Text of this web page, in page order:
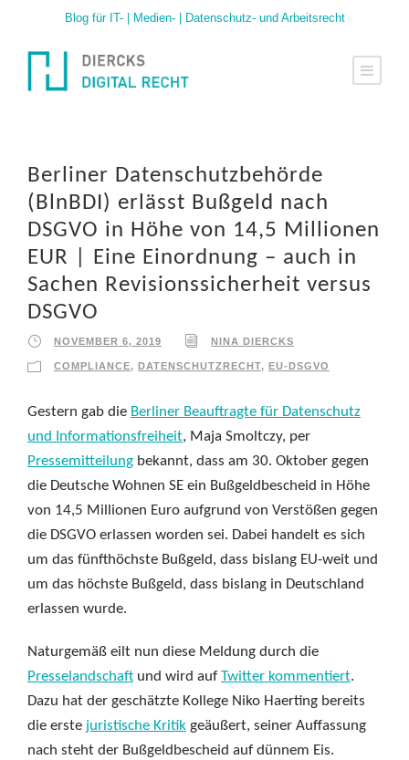
Blog für IT- | Medien- | Datenschutz- und Arbeitsrecht
Berliner Datenschutzbehörde
(BlnBDI) erlässt Bußgeld nach
DSGVO in Höhe von 14,5 Millionen
EUR | Eine Einordnung – auch in
Sachen Revisionssicherheit versus
DSGVO
NOVEMBER 6, 2019 NINA DIERCKS
COMPLIANCE, DATENSCHUTZRECHT, EU-DSGVO
Gestern gab die Berliner Beauftragte für Datenschutz
und Informationsfreiheit, Maja Smoltczy, per
Pressemitteilung bekannt, dass am 30. Oktober gegen
die Deutsche Wohnen SE ein Bußgeldbescheid in Höhe
von 14,5 Millionen Euro aufgrund von Verstößen gegen
die DSGVO erlassen worden sei. Dabei handelt es sich
um das fünfthöchste Bußgeld, dass bislang EU-weit und
um das höchste Bußgeld, dass bislang in Deutschland
erlassen wurde.
Naturgemäß eilt nun diese Meldung durch die
Presselandschaft und wird auf Twitter kommentiert.
Dazu hat der geschätzte Kollege Niko Haerting bereits
die erste juristische Kritik geäußert, seiner Auffassung
nach steht der Bußgeldbescheid auf dünnem Eis.